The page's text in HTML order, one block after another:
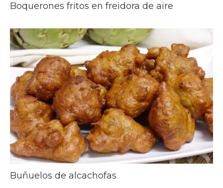
Boquerones fritos en freidora de aire
Buñuelos de alcachofas